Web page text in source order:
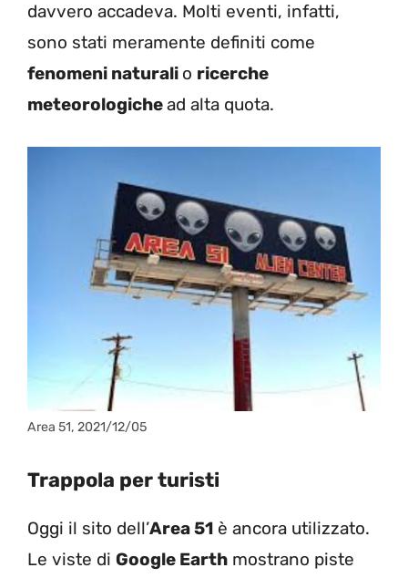
davvero accadeva. Molti eventi, infatti,
sono stati meramente definiti come
fenomeni naturali o ricerche
meteorologichead alta quota.
Area 51, 2021/12/05
Trappola per turisti
Oggi il sito dell’Area 51 è ancora utilizzato.
Le viste di Google Earth mostrano piste